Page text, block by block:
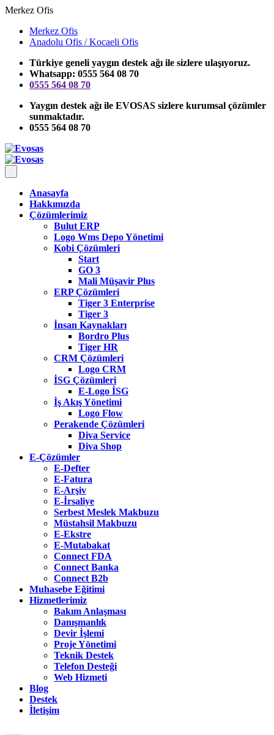
Merkez Ofis
Merkez Ofis
Anadolu Ofis / Kocaeli Ofis
Türkiye geneli yaygın destek ağı ile sizlere ulaşıyoruz.
Whatsapp: 0555 564 08 70
0555 564 08 70
Yaygın destek ağı ile EVOSAS sizlere kurumsal çözümler
sunmaktadır.
0555 564 08 70
Anasayfa
Hakkımızda
Çözümlerimiz
Bulut ERP
Logo Wms Depo Yönetimi
Kobi Çözümleri
Start
GO 3
Mali Müşavir Plus
ERP Çözümleri
Tiger 3 Enterprise
Tiger 3
İnsan Kaynakları
Bordro Plus
Tiger HR
CRM Çözümleri
Logo CRM
İSG Çözümleri
E-Logo İSG
İş Akış Yönetimi
Logo Flow
Perakende Çözümleri
Diva Service
Diva Shop
E-Çözümler
E-Defter
E-Fatura
E-Arşiv
E-İrsaliye
Serbest Meslek Makbuzu
Müstahsil Makbuzu
E-Ekstre
E-Mutabakat
Connect FDA
Connect Banka
Connect B2b
Muhasebe Eğitimi
Hizmetlerimiz
Bakım Anlaşması
Danışmanlık
Devir İşlemi
Proje Yönetimi
Teknik Destek
Telefon Desteği
Web Hizmeti
Blog
Destek
İletişim